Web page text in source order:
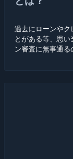
過去にローンやク
とがある等、思
ン審査に無事通る